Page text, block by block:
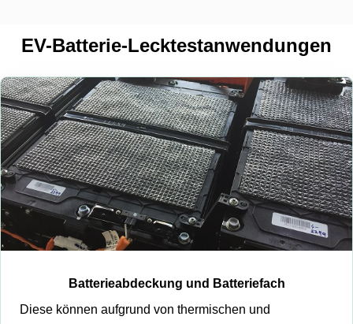
EV-Batterie-Lecktestanwendungen
Batterieabdeckung und Batteriefach
Diese können aufgrund von thermischen und